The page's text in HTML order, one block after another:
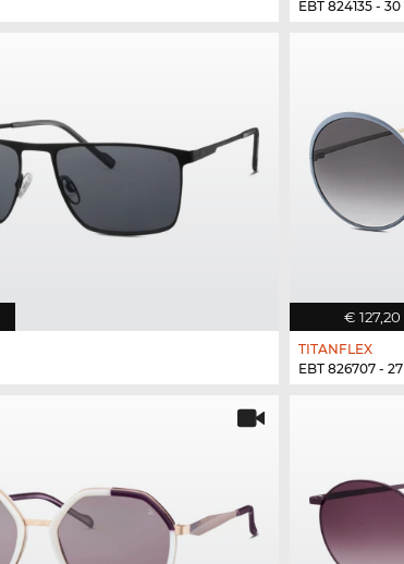
EBT 824135 - 30
€ 127,20
TITANFLEX
EBT 826707 - 27